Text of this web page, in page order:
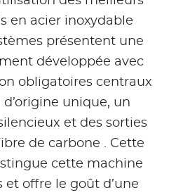
en acier inoxydable
présentent une
développée avec
obligatoires centraux
unique, un
et des sorties
de carbone . Cette
cette machine
et offre le goût d’une